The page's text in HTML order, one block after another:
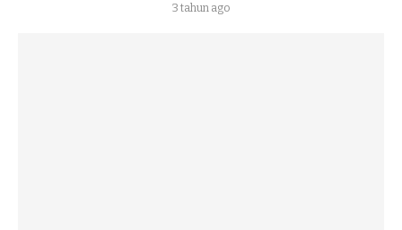
3 tahun ago